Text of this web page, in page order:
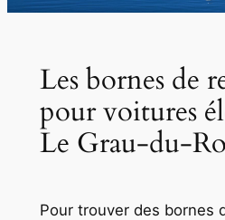
Les bornes de
pour voitures
Le Grau-du-
Pour trouver des bornes